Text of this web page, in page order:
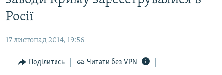
Перейти
до
основної
Перейти
ВІДЕО ТА ФОТО
БЛОГИ
ПОГЛЯД
Росії
17 листопад 2014, 19:56
Поділитись Читати без VPN